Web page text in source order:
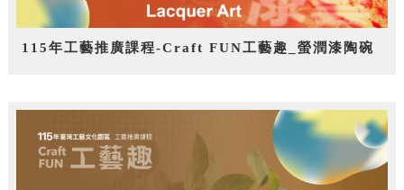
115年工藝推廣課程-Craft FUN工藝趣_螢潤漆陶碗